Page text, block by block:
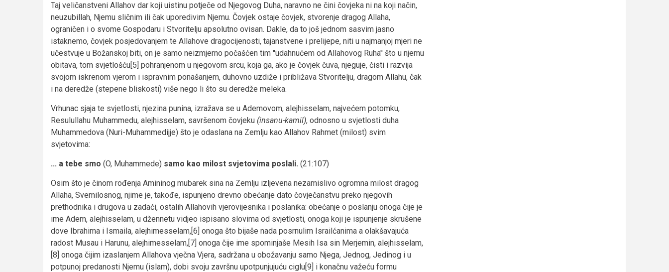
Taj veličanstveni Allahov dar koji uistinu potječe od Njegovog Duha, naravno ne čini čovjeka ni na koji način,
neuzubillah, Njemu sličnim ili čak uporedivim Njemu. Čovjek ostaje čovjek, stvorenje dragog Allaha,
ograničen i o svome Gospodaru i Stvoritelju apsolutno ovisan. Dakle, da to još jednom sasvim jasno
istaknemo, čovjek posjedovanjem te Allahove dragocijenosti, tajanstvene i prelijepe, niti u najmanjoj mjeri ne
učestvuje u Božanskoj biti, on je samo neizmjerno počašćen tim ''udahnućem od Allahovog Ruha'' što u njemu
obitava, tom svjetlošću[5] pohranjenom u njegovom srcu, koja ga, ako je čovjek čuva, njeguje, čisti i razvija
svojom iskrenom vjerom i ispravnim ponašanjem, duhovno uzdiže i približava Stvoritelju, dragom Allahu, čak
i na deredže (stepene bliskosti) više nego li što su deredže meleka.
Vrhunac sjaja te svjetlosti, njezina punina, izražava se u Ademovom, alejhisselam, najvećem potomku,
Resulullahu Muhammedu, alejhisselam, savršenom čovjeku (insanu-kamil), odnosno u svjetlosti duha
Muhammedova (Nuri-Muhammedijje) što je odaslana na Zemlju kao Allahov Rahmet (milost) svim
svjetovima:
... a tebe smo (O, Muhammede) samo kao milost svjetovima poslali. (21:107)
Osim što je činom rođenja Amininog mubarek sina na Zemlju izljevena nezamislivo ogromna milost dragog
Allaha, Svemilosnog, njime je, takođe, ispunjeno drevno obećanje dato čovječanstvu preko njegovih
prethodnika i drugova u zadaći, ostalih Allahovih vjerovijesnika i poslanika: obećanje o poslanju onoga čije je
ime Adem, alejhisselam, u džennetu vidjeo ispisano slovima od svjetlosti, onoga koji je ispunjenje skrušene
dove Ibrahima i Ismaila, alejhimesselam,[6] onoga što bijaše nada posrnulim Israilćanima a olakšavajuća
radost Musau i Harunu, alejhimesselam,[7] onoga čije ime spominjaše Mesih Isa sin Merjemin, alejhisselam,
[8] onoga čijim izaslanjem Allahova vječna Vjera, sadržana u obožavanju samo Njega, Jednog, Jedinog i u
potpunoj predanosti Njemu (islam), dobi svoju završnu upotpunjujuću ciglu[9] i konačnu važeću formu